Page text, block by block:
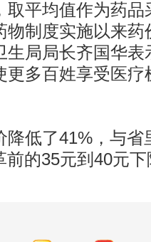
取平均值作为药品
物制度实施以来
生局局长齐国华表
多百姓享受医疗
低了41%，与省
前的35元到40元